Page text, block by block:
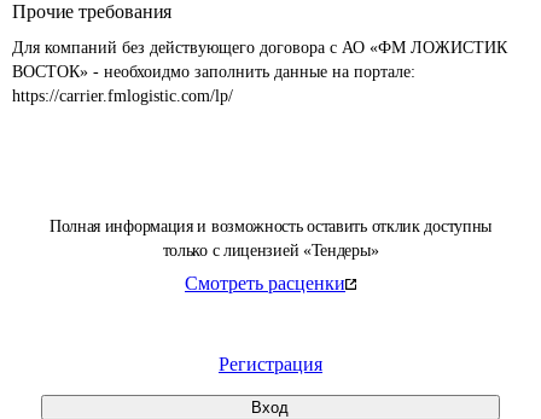
Полная информация и возможность оставить отклик доступны
только с лицензией «Тендеры»
Смотреть расценки
Регистрация
Вход
Прочие требования
Для компаний без действующего договора с АО «ФМ ЛОЖИСТИК
ВОСТОК» - необхоидмо заполнить данные на портале:
https://carrier.fmlogistic.com/lp/